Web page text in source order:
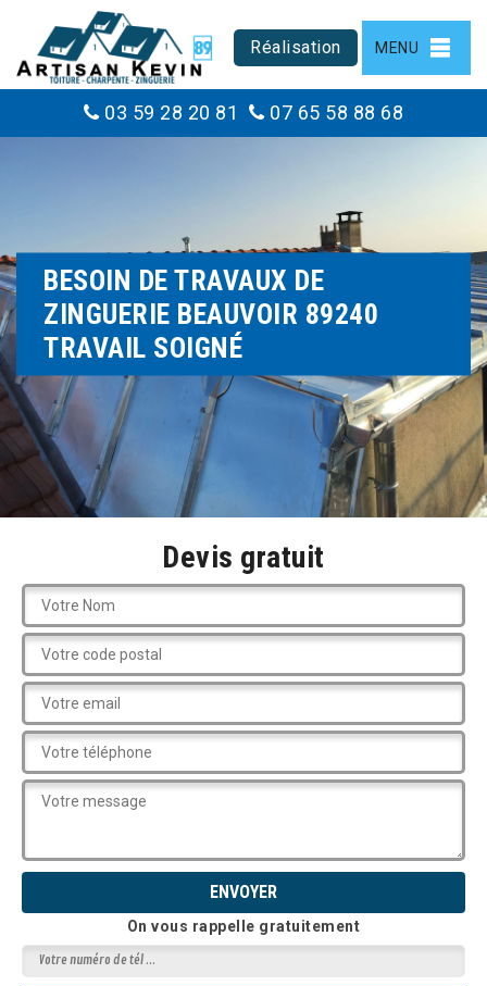
Réalisation MENU
03 59 28 20 81 07 65 58 88 68
BESOIN DE TRAVAUX DE
ZINGUERIE BEAUVOIR 89240
TRAVAIL SOIGNÉ
Devis gratuit
On vous rappelle gratuitement